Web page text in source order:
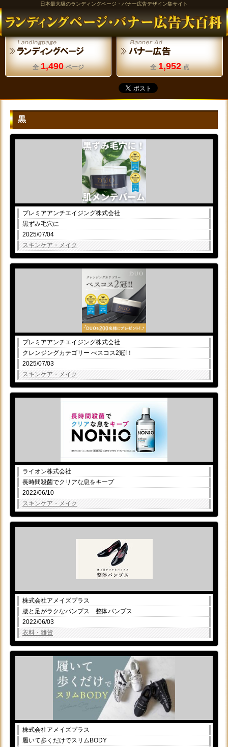
日本最大級のランディングページ・バナー広告デザイン集サイト
全 1,490 ページ 全 1,952 点
黒
プレミアアンチエイジング株式会社
黒ずみ毛穴に
2025/07/04
スキンケア・メイク
プレミアアンチエイジング株式会社
クレンジングカテゴリー べスコス2冠!！
2025/07/03
スキンケア・メイク
ライオン株式会社
長時間殺菌でクリアな息をキープ
2022/06/10
スキンケア・メイク
株式会社アメイズプラス
腰と足がラクなパンプス 整体パンプス
2022/06/03
衣料・雑貨
株式会社アメイズプラス
履いて歩くだけでスリムBODY